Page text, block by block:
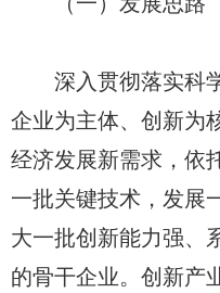
深入贯彻落实科学
企业为主体、创新为
经济发展新需求，依
一批关键技术，发展
大一批创新能力强、
的骨干企业。创新产